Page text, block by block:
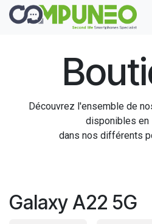
Se rendre au contenu
Découvrez l'ensemble de
disponibles en
dans nos différents
Galaxy A22 5G